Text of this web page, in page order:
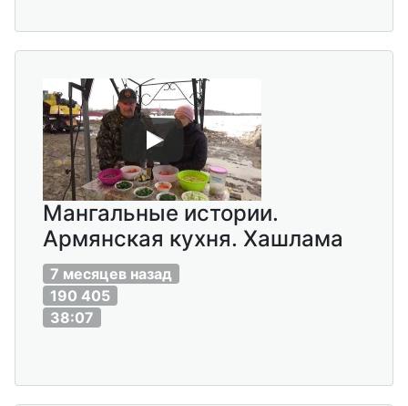
Мангальные истории.
Армянская кухня. Хашлама
7 месяцев назад
190 405
38:07